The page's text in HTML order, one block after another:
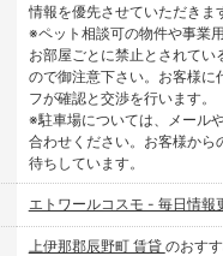
情報を優先させていただきま
※ペット相談可の物件や事業
お部屋ごとに禁止とされてい
ので御注意下さい。お客様に
フが確認と交渉を行います。
※駐車場については、メール
合わせください。お客様から
待ちしています。
エトワールコスモ - 毎日情報
上伊那郡辰野町 賃貸 のおす